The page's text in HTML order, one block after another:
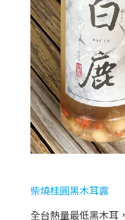
柴燒桂圓黑木耳露
全台熱量最低黑木耳，